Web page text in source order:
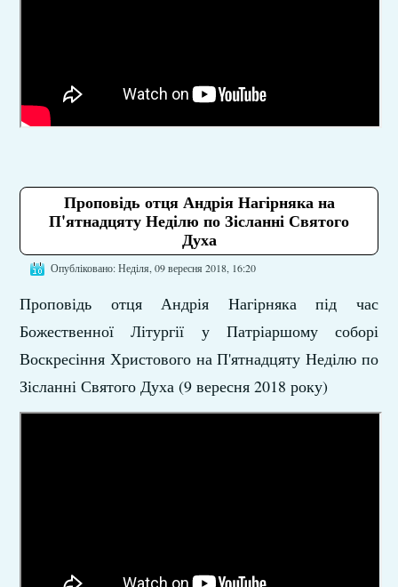
Проповідь отця Андрія Нагірняка на
П'ятнадцяту Неділю по Зісланні Святого
Духа
Опубліковано: Неділя, 09 вересня 2018, 16:20
Проповідь отця Андрія Нагірняка під час
Божественної Літургії у Патріаршому соборі
Воскресіння Христового на П'ятнадцяту Неділю по
Зісланні Святого Духа (9 вересня 2018 року)